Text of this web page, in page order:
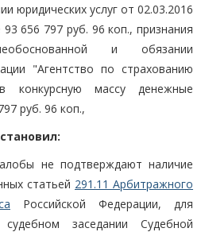
юридических услуг от 02.03.2016
656 797 руб. 96 коп., признания
и обязании
"Агентство по страхованию
конкурсную массу денежные
руб. 96 коп.,
не подтверждают наличие
статьей 291.11 Арбитражного
Российской Федерации, для
заседании Судебной